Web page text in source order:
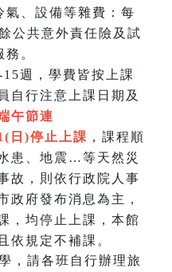
氣、設備等雜費：每
公共意外責任險及試
。
週，學費皆按上課
自行注意上課日期及
午節連
日)停止上課 ，課程順
患、地震…等天然災
故，則依行政院人事
政府發布消息為主，
，均停止上課，本館
依規定不補課。
，請各班自行辦理旅